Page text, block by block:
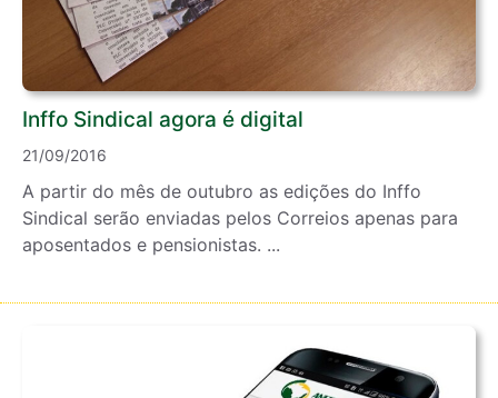
Inffo Sindical agora é digital
21/09/2016
A partir do mês de outubro as edições do Inffo
Sindical serão enviadas pelos Correios apenas para
aposentados e pensionistas. ...